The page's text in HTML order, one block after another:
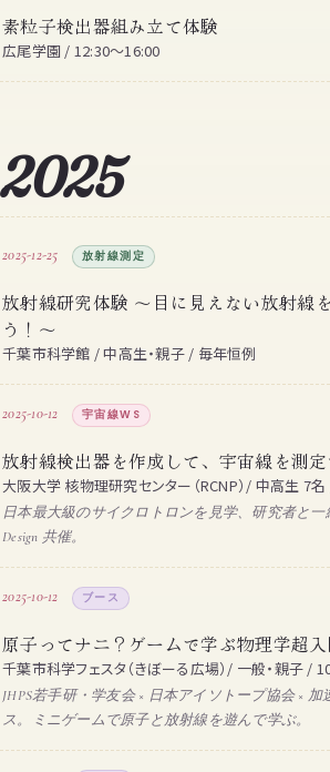
素粒子検出器組み立て体験
広尾学園 / 12:30〜16:00
2025
2025-12-25 放射線測定
放射線研究体験 〜目に見えない放射線
う！〜
千葉市科学館 / 中高生・親子 / 毎年恒例
2025-10-12 宇宙線WS
放射線検出器を作成して、宇宙線を測定
大阪大学 核物理研究センター（RCNP）/ 中高生 7
日本最大級のサイクロトロンを見学、研究者と一
Design 共催。
2025-10-12 ブース
原子ってナニ？ゲームで学ぶ物理学超入
千葉市科学フェスタ（きぼーる広場）/ 一般・親子 /
JHPS若手研・学友会 × 日本アイソトープ協会 ×
ス。ミニゲームで原子と放射線を遊んで学ぶ。